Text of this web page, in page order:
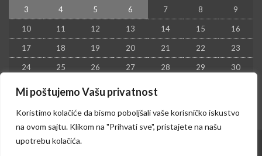
Mi poštujemo Vašu privatnost
Koristimo kolačiće da bismo poboljšali vaše korisničko iskustvo
na ovom sajtu. Klikom na "Prihvati sve", pristajete na našu
upotrebu kolačića.
3 4 5 6 7 8 9
10 11 12 13 14 15 16
17 18 19 20 21 22 23
24 25 26 27 28 29 30
31